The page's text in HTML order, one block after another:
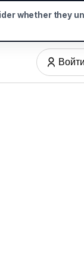
Войти
whether they